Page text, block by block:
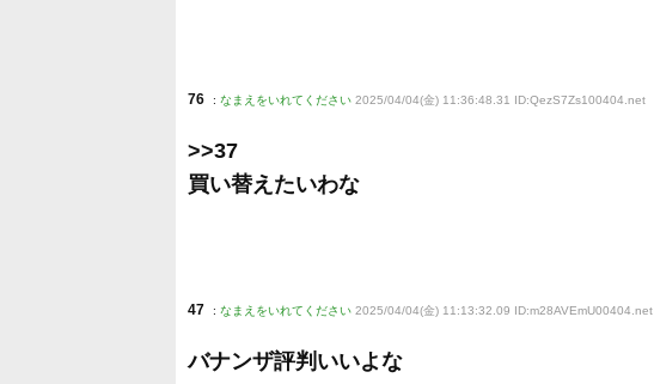
76 : なまえをいれてください 2025/04/04(金) 11:36:48.31 ID:QezS7Zs100404 .net
>>37
買い替えたいわな
47 : なまえをいれてください 2025/04/04(金) 11:13:32.09 ID:m28AVEmU00404 .net
バナンザ評判いいよな